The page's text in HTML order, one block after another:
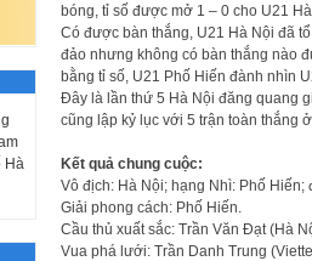
bóng, tỉ số được mở 1 – 0 cho U21
Có được bàn thắng, U21 Hà Nội đã
đảo nhưng không có bàn thắng nào
bằng tỉ số, U21 Phố Hiến đành nhìn
Đây là lần thứ 5 Hà Nội đăng quang
cũng lập kỷ lục với 5 trận toàn thắng
Kết quả chung cuộc:
Vô địch: Hà Nội; hạng Nhì: Phố
Giải phong cách: Phố Hiến.
Cầu thủ xuất sắc: Trần Văn Đạt (Hà
Vua phá lưới: Trần Danh Trung
Hà